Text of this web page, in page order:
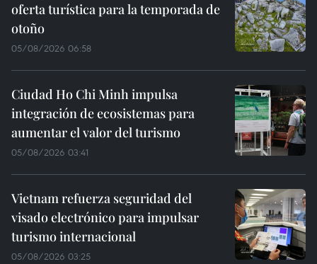
oferta turística para la temporada de
otoño
05/08/2026 06:58
Ciudad Ho Chi Minh impulsa
integración de ecosistemas para
aumentar el valor del turismo
05/08/2026 03:41
Vietnam refuerza seguridad del
visado electrónico para impulsar
turismo internacional
05/08/2026 03:25